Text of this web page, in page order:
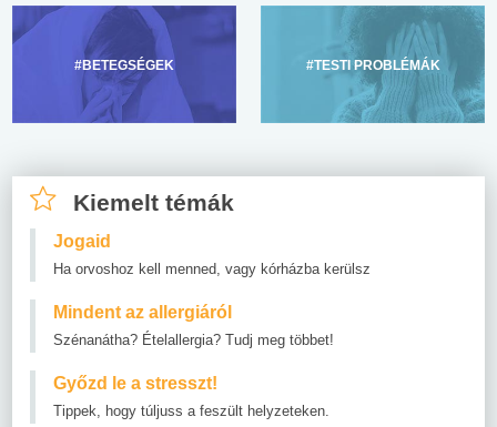
#BETEGSÉGEK #TESTI PROBLÉMÁK
Kiemelt témák
Jogaid
Ha orvoshoz kell menned, vagy kórházba kerülsz
Mindent az allergiáról
Szénanátha? Ételallergia? Tudj meg többet!
Győzd le a stresszt!
Tippek, hogy túljuss a feszült helyzeteken.